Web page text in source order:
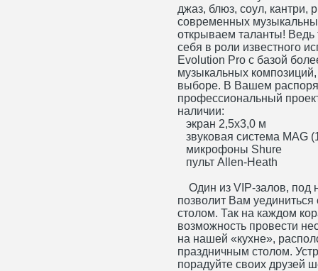
джаз, блюз, соул, кантри,
современных
открываем таланты! Ведь
себя в роли известного
Evolution Pro с базой
музыкальных
выборе. В Вашем
профессиональный
наличии:
экран 2,5х3,0 м
звуковая система MAG
микрофоны Shure
пульт Allen-Heath
Один из VIP-залов, под
позволит Вам
столом. Так на каждом
возможность провести
на нашей «кухне»,
праздничным столом.
порадуйте своих друзей